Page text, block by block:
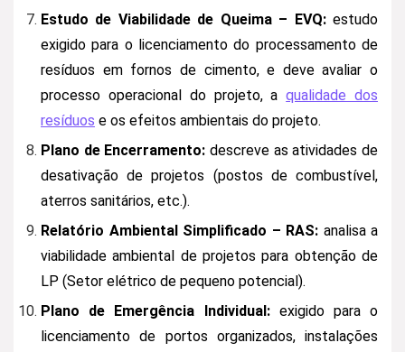
Estudo de Viabilidade de Queima – EVQ:estudo
exigido para o licenciamento do processamento de
resíduos em fornos de cimento, e deve avaliar o
processo operacional do projeto, aqualidade dos
resíduos e os efeitos ambientais do projeto.
Plano de Encerramento: descreve as atividades de
desativação de projetos (postos de combustível,
aterros sanitários, etc.).
Relatório Ambiental Simplificado – RAS: analisa a
viabilidade ambiental de projetos para obtenção de
LP (Setor elétrico de pequeno potencial).
Plano de Emergência Individual:exigido para o
licenciamento de portos organizados, instalações